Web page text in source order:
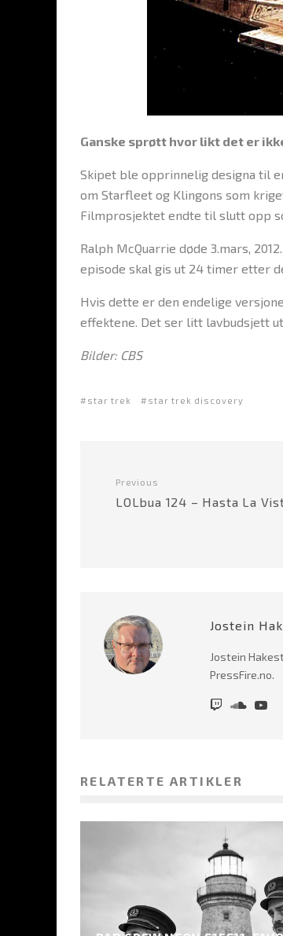
Ganske sprøtt hvor likt det er
Skipet ble opprinnelig designa til
om Starfleet og Klingons som
Filmprosjektet endte til slutt opp
Ralph McQuarrie døde 3.mars,
episode skal gis ut 24 timer etter
Hvis dette er den endelige
effektene. Det ser litt lavbudsjett
Bilder: CBS
star trek star trek discovery
Previous
LOLbua 124 – Hasta La
Jostein
Jostein
PressFire.no.
RELATERTE ARTIKLER